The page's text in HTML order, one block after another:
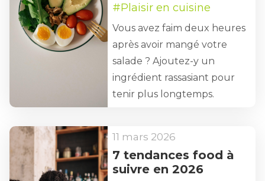
#Plaisir en cuisine
Vous avez faim deux heures
après avoir mangé votre
salade ? Ajoutez-y un
ingrédient rassasiant pour
tenir plus longtemps.
11 mars 2026
7 tendances food à
suivre en 2026